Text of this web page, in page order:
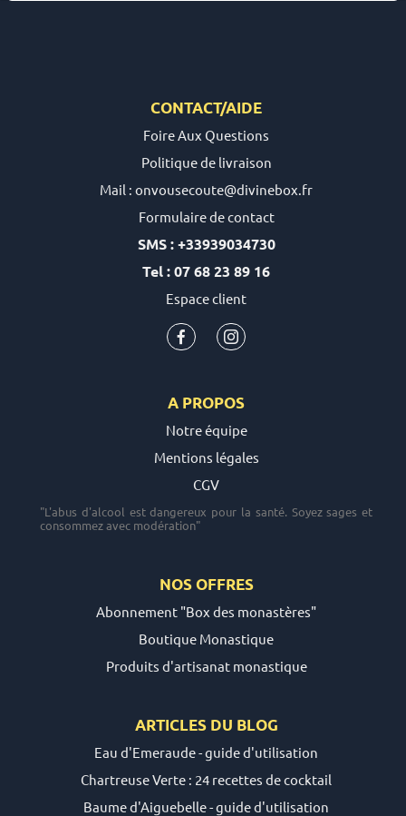
CONTACT/AIDE
Foire Aux Questions
Politique de livraison
Mail : onvousecoute@divinebox.fr
Formulaire de contact
SMS : +33939034730
Tel : 07 68 23 89 16
Espace client
A PROPOS
Notre équipe
Mentions légales
CGV
"L'abus d'alcool est dangereux pour la santé. Soyez sages et
consommez avec modération"
NOS OFFRES
Abonnement "Box des monastères"
Boutique Monastique
Produits d'artisanat monastique
ARTICLES DU BLOG
Eau d'Emeraude - guide d'utilisation
Chartreuse Verte : 24 recettes de cocktail
Baume d'Aiguebelle - guide d'utilisation